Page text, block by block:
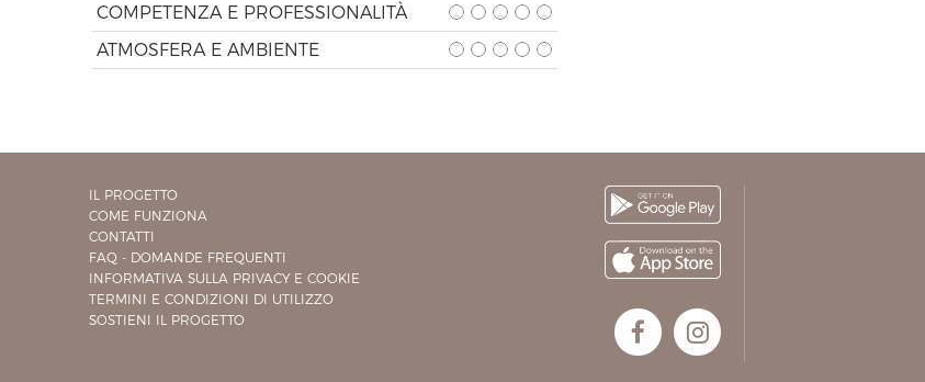
COMPETENZA E PROFESSIONALITÀ
ATMOSFERA E AMBIENTE
IL PROGETTO
COME FUNZIONA
CONTATTI
FAQ - DOMANDE FREQUENTI
INFORMATIVA SULLA PRIVACY E COOKIE
TERMINI E CONDIZIONI DI UTILIZZO
SOSTIENI IL PROGETTO